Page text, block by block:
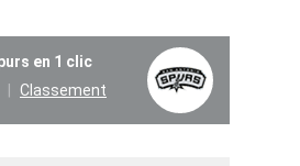
en 1 clic
Classement